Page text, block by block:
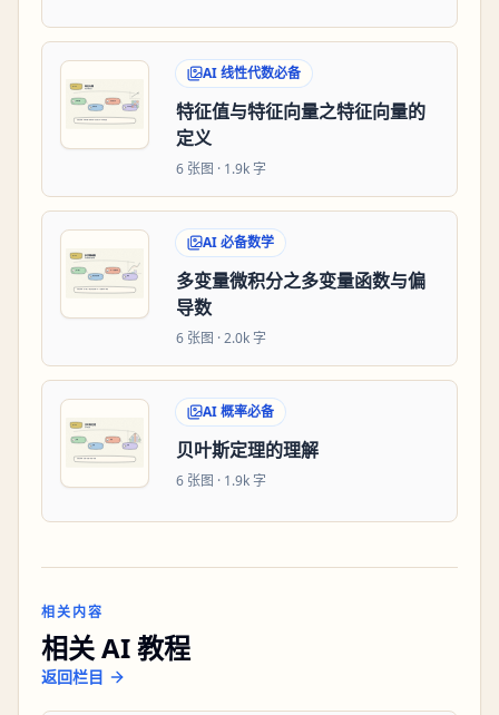
AI 线性代数必备
特征值与特征向量之特征向量的
定义
6 张图 · 1.9k 字
AI 必备数学
多变量微积分之多变量函数与偏
导数
6 张图 ·2.0k 字
AI 概率必备
贝叶斯定理的理解
6 张图 · 1.9k 字
相关内容
相关 AI 教程
返回栏目